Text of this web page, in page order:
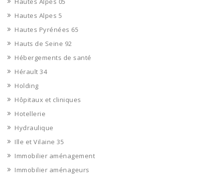
Hautes Alpes 5
Hautes Pyrénées 65
Hauts de Seine 92
Hébergements de santé
Hérault 34
Holding
Hôpitaux et cliniques
Hotellerie
Hydraulique
Ille et Vilaine 35
Immobilier aménagement
Immobilier aménageurs